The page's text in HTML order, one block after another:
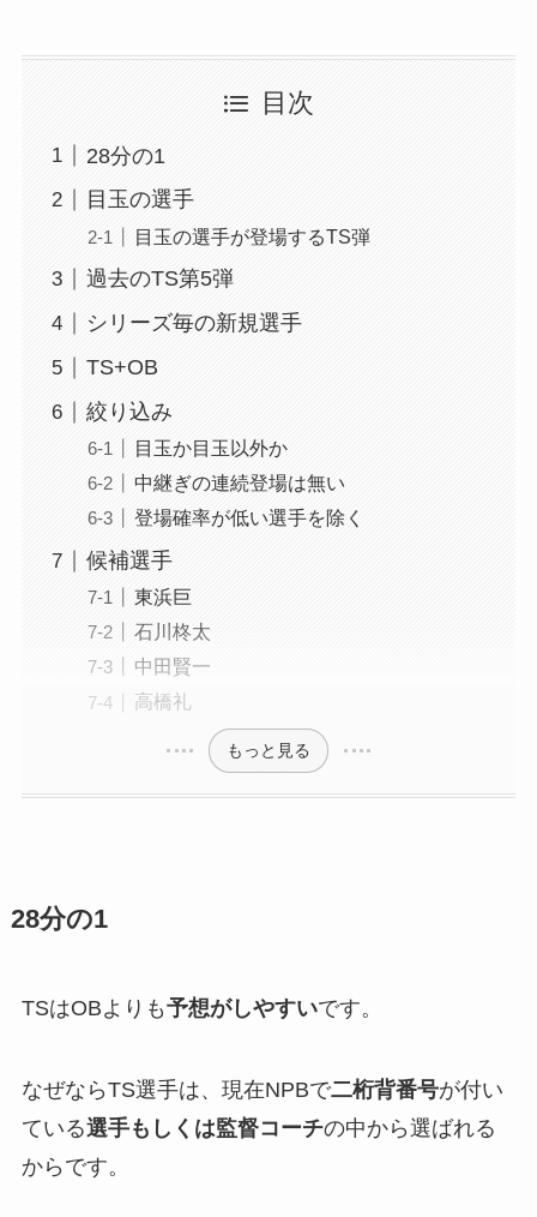
目次
28分の1
目玉の選手
目玉の選手が登場するTS弾
過去のTS第5弾
シリーズ毎の新規選手
TS+OB
絞り込み
目玉か目玉以外か
中継ぎの連続登場は無い
登場確率が低い選手を除く
候補選手
東浜巨
石川柊太
中田賢一
高橋礼
もっと見る
28分の1
TSはOBよりも予想がしやすいです。
なぜならTS選手は、現在NPBで二桁背番号が付い
ている選手もしくは監督コーチの中から選ばれる
からです。